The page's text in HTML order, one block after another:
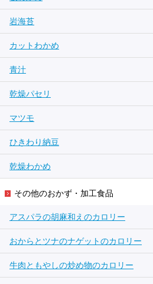
岩海苔
カットわかめ
青汁
乾燥パセリ
マツモ
ひきわり納豆
乾燥わかめ
その他のおかず・加工食品
アスパラの胡麻和えのカロリー
おからとツナのナゲットのカロリー
牛肉ともやしの炒め物のカロリー